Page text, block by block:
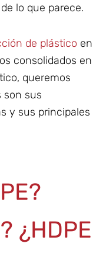
lo que parece.
de plástico en
consolidados en
queremos
son sus
y sus principales
¿HDPE